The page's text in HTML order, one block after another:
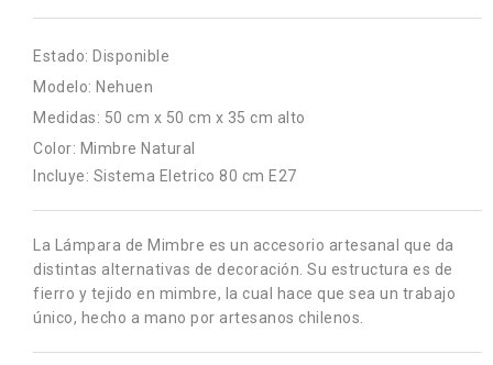
Estado: Disponible
Modelo: Nehuen
Medidas: 50 cm x 50 cm x 35 cm alto
Color: Mimbre Natural
Incluye: Sistema Eletrico 80 cm E27
La Lámpara de Mimbre es un accesorio artesanal que da
distintas alternativas de decoración. Su estructura es de
fierro y tejido en mimbre, la cual hace que sea un trabajo
único, hecho a mano por artesanos chilenos.